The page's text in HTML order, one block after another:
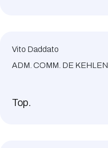
Vito Daddato
ADM. COMM. DE KEHLEN
Top.